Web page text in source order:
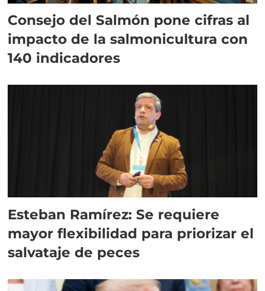
Consejo del Salmón pone cifras al
impacto de la salmonicultura con
140 indicadores
Esteban Ramírez: Se requiere
mayor flexibilidad para priorizar el
salvataje de peces